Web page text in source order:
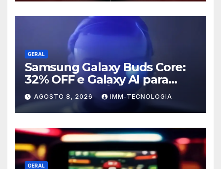
GERAL
Samsung Galaxy Buds Core:
32% OFF e Galaxy AI para
Turbinar Seu Áudio!
AGOSTO 8, 2026 IMM-TECNOLOGIA
GERAL